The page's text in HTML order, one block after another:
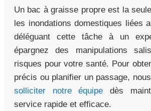
Un bac à graisse propre est la
les inondations domestiques liées
déléguant cette tâche à un
épargnez des manipulations
risques pour votre santé. Pour
précis ou planifier un passage,
solliciter notre équipe dès
service rapide et efficace.